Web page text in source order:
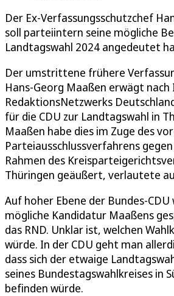
Der Ex-Verfassungsschutzchef
soll parteiintern seine mögliche
Landtagswahl 2024 angedeutet
Der umstrittene frühere
Hans-Georg Maaßen erwägt
RedaktionsNetzwerks
für die CDU zur Landtagswahl in
Maaßen habe dies im Zuge des
Parteiausschlussverfahrens
Rahmen des
Thüringen geäußert, verlautete
Auf hoher Ebene der Bundes-
mögliche Kandidatur Maaßens
das RND. Unklar ist, welchen
würde. In der CDU geht man
dass sich der etwaige
seines Bundestagswahlkreises in
befinden würde.